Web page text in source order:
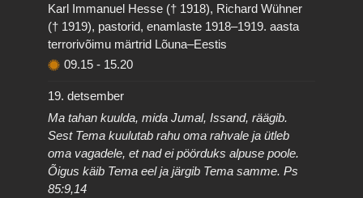
Karl Immanuel Hesse († 1918), Richard Wühner
(† 1919), pastorid, enamlaste 1918–1919. aasta
terrorivõimu märtrid Lõuna–Eestis
09.15 - 15.20
19. detsember
Ma tahan kuulda, mida Jumal, Issand, räägib.
Sest Tema kuulutab rahu oma rahvale ja ütleb
oma vagadele, et nad ei pöörduks alpuse poole.
Õigus käib Tema eel ja järgib Tema samme. Ps
85:9,14